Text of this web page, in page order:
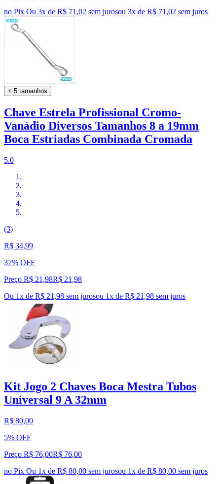
no Pix Ou 3x de R$ 71,02 sem jurosou 3x de R$ 71,02 sem juros
+ 5 tamanhos
Chave Estrela Profissional Cromo-
Vanádio Diversos Tamanhos 8 a 19mm
Boca Estriadas Combinada Cromada
5.0
(3)
R$ 34,99
37% OFF
Preço R$ 21,98R$ 21 ,98
Ou 1x de R$ 21,98 sem jurosou 1x de R$ 21,98 sem juros
Kit Jogo 2 Chaves Boca Mestra Tubos
Universal 9 A 32mm
R$ 80,00
5% OFF
Preço R$ 76,00R$ 76,00
no Pix Ou 1x de R$ 80,00 sem jurosou 1x de R$ 80,00 sem juros